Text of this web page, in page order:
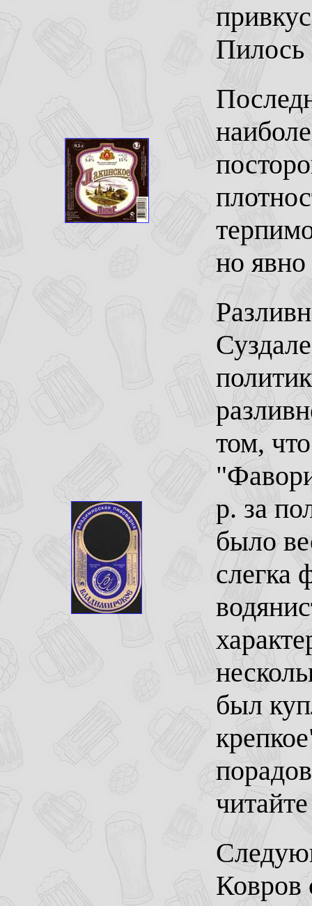
Пилось
но
том,
р. за
было
слегка
был
Ковров